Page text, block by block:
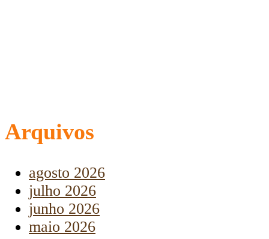
Arquivos
agosto 2026
julho 2026
junho 2026
maio 2026